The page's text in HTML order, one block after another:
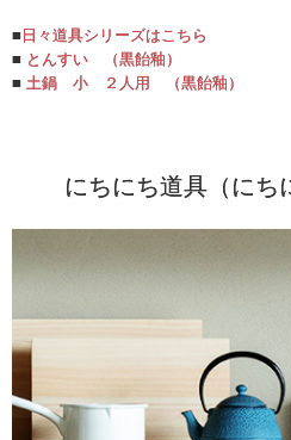
■ 日々道具シリーズはこちら
■ とんすい （黒飴釉）
■ 土鍋 小 ２人用 （黒飴釉）
にちにち道具（にち